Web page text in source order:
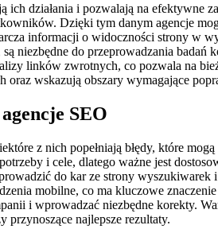
działania i pozwalają na efektywne
Dzięki tym danym agencje
informacji o widoczności strony
niezbędne do przeprowadzania
linków zwrotnych, co pozwala na
wskazują obszary wymagające
SEO
z nich popełniają błędy, które
i cele, dlatego ważne jest
do kar ze strony
mobilne, co ma kluczowe
i wprowadzać niezbędne korekty.
przynoszące najlepsze rezultaty.